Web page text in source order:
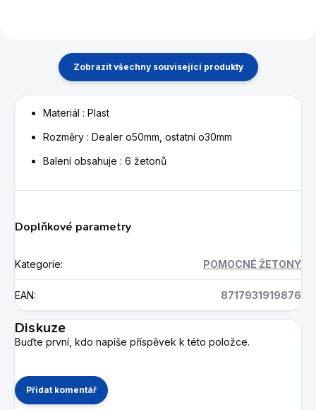
Zobrazit všechny související produkty
Materiál : Plast
Rozměry : Dealer o50mm, ostatní o30mm
Balení obsahuje : 6 žetonů
Doplňkové parametry
Kategorie: POMOCNÉ ŽETONY
EAN: 8717931919876
Diskuze
Buďte první, kdo napíše příspěvek k této položce.
Přidat komentář